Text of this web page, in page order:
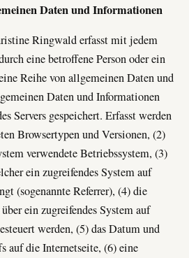
Daten und Informationen
Ringwald erfasst mit jedem
eine betroffene Person oder ein
Reihe von allgemeinen Daten und
Daten und Informationen
Servers gespeichert. Erfasst werden
Browsertypen und Versionen, (2)
verwendete Betriebssystem, (3)
ein zugreifendes System auf
(sogenannte Referrer), (4) die
ein zugreifendes System auf
werden, (5) das Datum und
auf die Internetseite, (6) eine